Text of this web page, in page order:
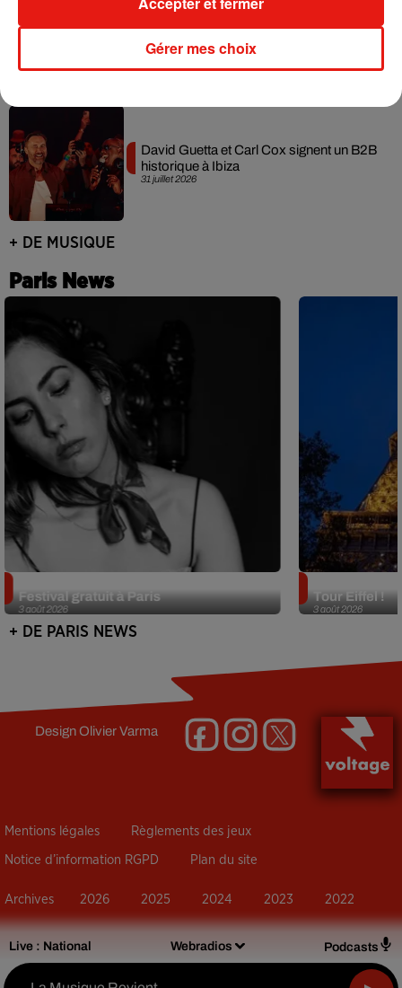
Live : National Webradios Podcasts
Swedish House Mafia et Lykke Li
dévoilent « Happiness Is So Sad »
31 juillet 2026
David Guetta et Carl Cox signent un B2B
historique à Ibiza
+ DE MUSIQUE
Paris News
3 août 2026
Festival gratuit à Paris
3 août 2026
Tour Eiffel !
+ DE PARIS NEWS
DesignOlivier Varma
Mentions légales Règlements des jeux
Notice d’information RGPD Plan du site
Archives 2026 2025 2024 2023 2022
Gérer mes choix